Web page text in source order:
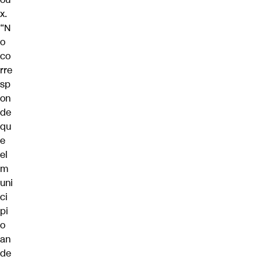
x.
“N
o
co
rre
sp
on
de
qu
e
el
m
uni
ci
pi
o
an
de